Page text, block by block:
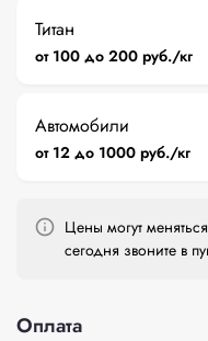
Титан
от 100 до 200 руб./кг
Автомобили
от 12 до 1000 руб./кг
Цены могут
сегодня звоните в
Оплата